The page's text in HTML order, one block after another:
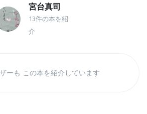
宮台真司
13件の本を紹
介
ーも この本を紹介しています